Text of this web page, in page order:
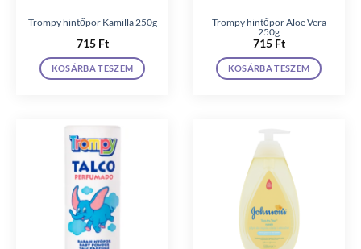
Trompy hintőpor Kamilla 250g
715 Ft
KOSÁRBA TESZEM
Trompy hintőpor Aloe Vera
250g
715 Ft
KOSÁRBA TESZEM